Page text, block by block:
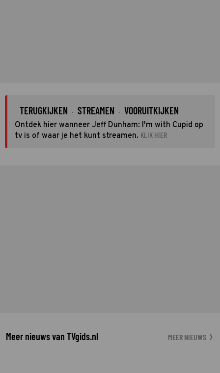
TERUGKIJKEN · STREAMEN · VOORUITKIJKEN
Ontdek hier wanneer Jeff Dunham: I'm with Cupid op
tv is of waar je het kunt streamen. KLIK HIER
Meer nieuws van TVgids.nl MEER NIEUWS